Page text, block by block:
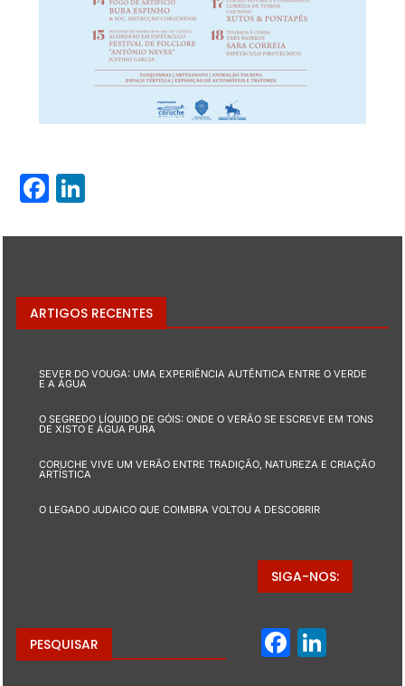
Facebook
ARTIGOS RECENTES
SEVER DO VOUGA: UMA EXPERIÊNCIA AUTÊNTICA ENTRE O VERDE
E A ÁGUA
O SEGREDO LÍQUIDO DE GÓIS: ONDE O VERÃO SE ESCREVE EM TONS
DE XISTO E ÁGUA PURA
CORUCHE VIVE UM VERÃO ENTRE TRADIÇÃO, NATUREZA E CRIAÇÃO
ARTÍSTICA
O LEGADO JUDAICO QUE COIMBRA VOLTOU A DESCOBRIR
PESQUISAR
SIGA-NOS: